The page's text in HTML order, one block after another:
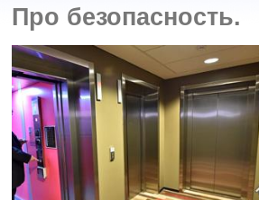
Про безопасность.